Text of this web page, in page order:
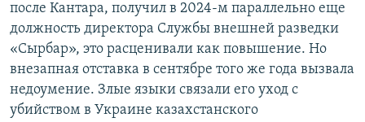
после Кантара, получил в 2024-м параллельно еще
должность директора Службы внешней разведки
«Сырбар», это расценивали как повышение. Но
внезапная отставка в сентябре того же года вызвала
недоумение. Злые языки связали его уход с
убийством в Украине казахстанского